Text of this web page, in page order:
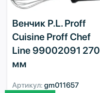
Венчик P.L. Proff
Cuisine Proff Chef
Line 99002091 270
мм
Артикул: gm011657